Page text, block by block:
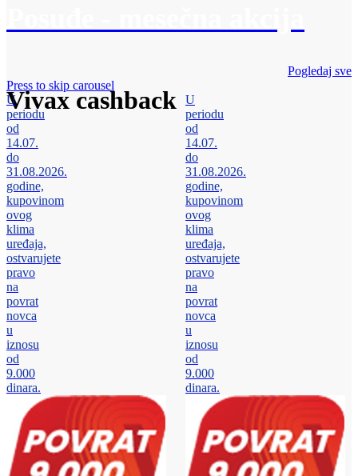
Vivax cashback
Pogledaj sve
Press to skip carousel
U
periodu
od
14.07.
do
31.08.2026.
godine,
kupovinom
ovog
klima
uređaja,
ostvarujete
pravo
na
povrat
novca
u
iznosu
od
9.000
dinara.
U
periodu
od
14.07.
do
31.08.2026.
godine,
kupovinom
ovog
klima
uređaja,
ostvarujete
pravo
na
povrat
novca
u
iznosu
od
9.000
dinara.